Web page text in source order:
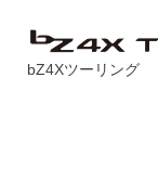
bZ4Xツーリング